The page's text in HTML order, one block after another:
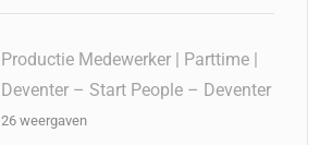
Productie Medewerker | Parttime |
Deventer – Start People – Deventer
26 weergaven